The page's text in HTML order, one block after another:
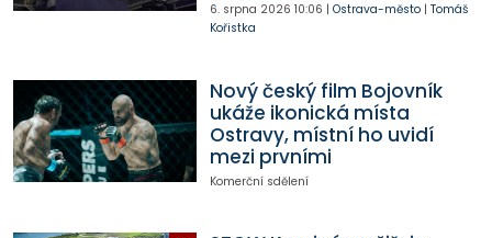
6. srpna 2026 10:06 | Ostrava-město| Tomáš
Kořistka
Nový český film Bojovník
ukáže ikonická místa
Ostravy, místní ho uvidí
mezi prvními
Komerční sdělení